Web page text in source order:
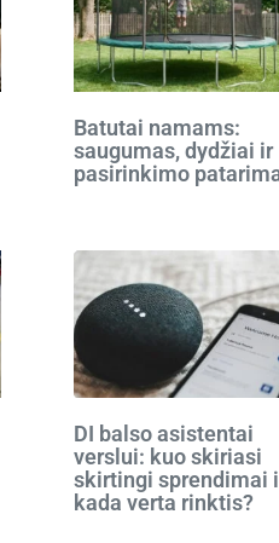
Batutai namams:
saugumas, dydžiai ir
pasirinkimo
DI balso asistentai
verslui: kuo skiriasi
skirtingi sprendimai
kada verta rinktis?